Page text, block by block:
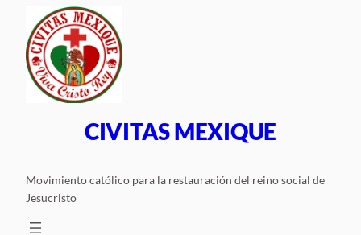
contenido
CIVITAS MEXIQUE
Movimiento católico para la restauración del reino social de
Jesucristo